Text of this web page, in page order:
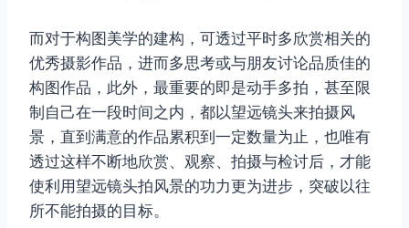
而对于构图美学的建构，可透过平时多欣赏相关的
优秀摄影作品，进而多思考或与朋友讨论品质佳的
构图作品，此外，最重要的即是动手多拍，甚至限
制自己在一段时间之内，都以望远镜头来拍摄风
景，直到满意的作品累积到一定数量为止，也唯有
透过这样不断地欣赏、观察、拍摄与检讨后，才能
使利用望远镜头拍风景的功力更为进步，突破以往
所不能拍摄的目标。